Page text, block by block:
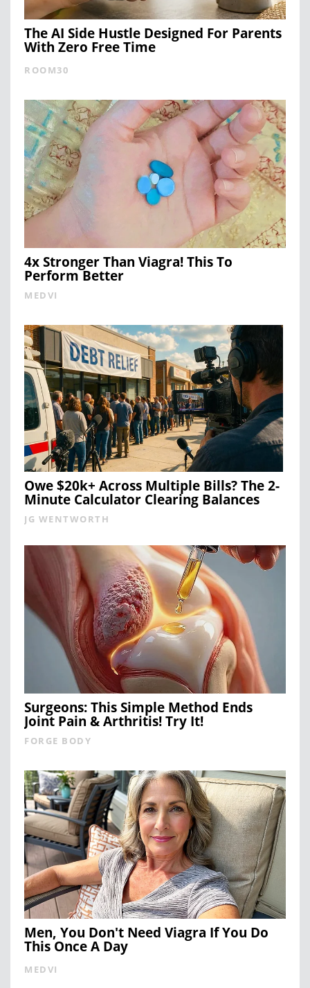
The AI Side Hustle Designed For Parents
With Zero Free Time
ROOM30
4x Stronger Than Viagra! This To
Perform Better
MEDVI
Owe $20k+ Across Multiple Bills? The 2-
Minute Calculator Clearing Balances
JG WENTWORTH
Surgeons: This Simple Method Ends
Joint Pain & Arthritis! Try It!
FORGE BODY
Men, You Don't Need Viagra If You Do
This Once A Day
MEDVI